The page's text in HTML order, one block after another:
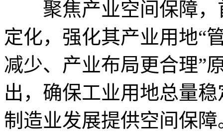
聚焦产业空间保障，
定化，强化其产业用地“
减少、产业布局更合理”
出，确保工业用地总量
制造业发展提供空间保障